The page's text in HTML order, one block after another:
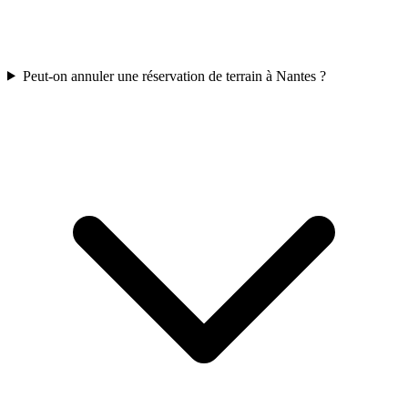
Peut-on annuler une réservation de terrain à Nantes ?